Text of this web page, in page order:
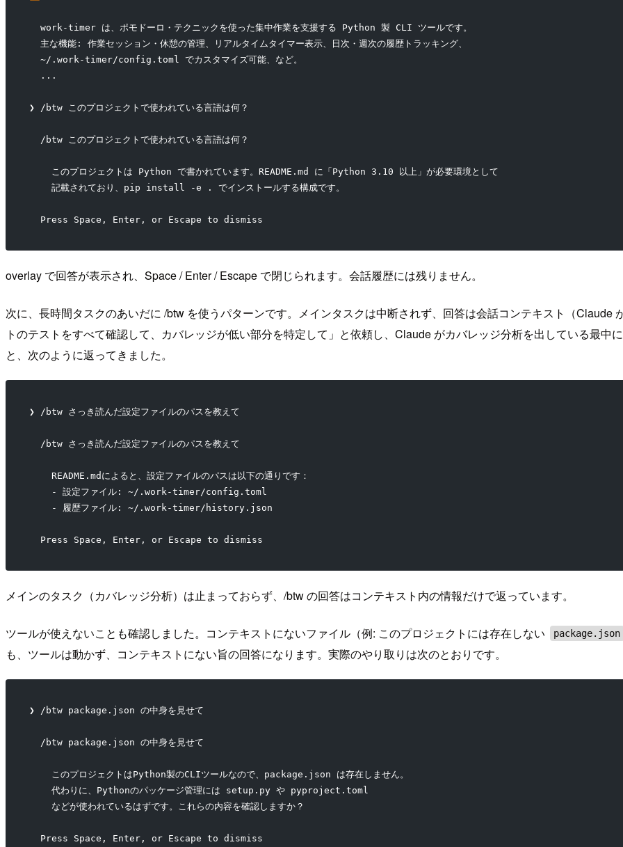
  work-timer は、ポモドーロ・テクニックを使った集中作業を支援する Python 製 CLI ツールです。
  主な機能: 作業セッション・休憩の管理、リアルタイムタイマー表示、日次・週次の履歴トラッキング、
  ~/.work-timer/config.toml でカスタマイズ可能、など。
  ...
❯ /btw このプロジェクトで使われている言語は何？
  /btw このプロジェクトで使われている言語は何？
    このプロジェクトは Python で書かれています。README.md に「Python 3.10 以上」が必要環境として
    記載されており、pip install -e . でインストールする構成です。
  Press Space, Enter, or Escape to dismiss
overlay で回答が表示され、Space / Enter / Escape で閉じられます。会話履歴には残りません。
次に、長時間タスクのあいだに /btw を使うパターンです。メインタスクは中断されず、回答は会話コンテキスト（Claude
トのテストをすべて確認して、カバレッジが低い部分を特定して」と依頼し、Claude がカバレッジ分析を出している最中
と、次のように返ってきました。
❯ /btw さっき読んだ設定ファイルのパスを教えて
  /btw さっき読んだ設定ファイルのパスを教えて
    README.mdによると、設定ファイルのパスは以下の通りです：
    - 設定ファイル: ~/.work-timer/config.toml
    - 履歴ファイル: ~/.work-timer/history.json
  Press Space, Enter, or Escape to dismiss
メインのタスク（カバレッジ分析）は止まっておらず、/btw の回答はコンテキスト内の情報だけで返っています。
ツールが使えないことも確認しました。コンテキストにないファイル（例: このプロジェクトには存在しない package.json
も、ツールは動かず、コンテキストにない旨の回答になります。実際のやり取りは次のとおりです。
❯ /btw package.json の中身を見せて
  /btw package.json の中身を見せて
    このプロジェクトはPython製のCLIツールなので、package.json は存在しません。
    代わりに、Pythonのパッケージ管理には setup.py や pyproject.toml
    などが使われているはずです。これらの内容を確認しますか？
  Press Space, Enter, or Escape to dismiss